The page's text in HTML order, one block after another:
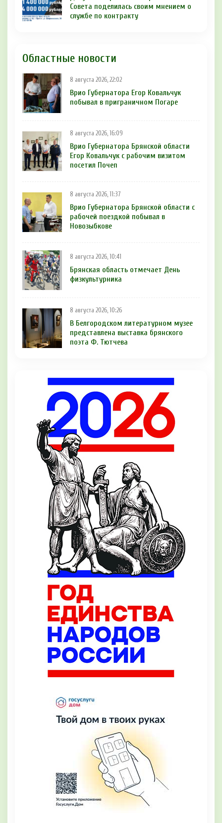
Совета поделилась своим мнением о
службе по контракту
Областные новости
8 августа 2026, 22:02
Врио Губернатора Егор Ковальчук
побывал в приграничном Погаре
8 августа 2026, 16:09
Врио Губернатора Брянской области
Егор Ковальчук с рабочим визитом
посетил Почеп
8 августа 2026, 11:37
Врио Губернатора Брянской области с
рабочей поездкой побывал в
Новозыбкове
8 августа 2026, 10:41
Брянская область отмечает День
физкультурника
8 августа 2026, 10:26
В Белгородском литературном музее
представлена выставка брянского
поэта Ф. Тютчева